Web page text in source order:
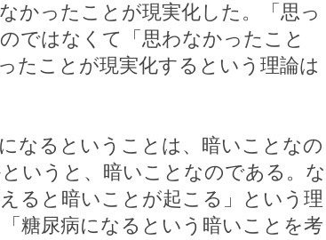
かったことが現実化した。「思っ
ではなくて「思わなかったこと
たことが現実化するという理論は
なるということは、暗いことなの
いうと、暗いことなのである。な
ると暗いことが起こる」という理
糖尿病になるという暗いことを考